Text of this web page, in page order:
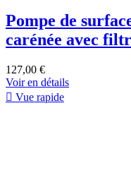
Pompe de
carénée avec
127,00 €
Voir en détails
 Vue rapide